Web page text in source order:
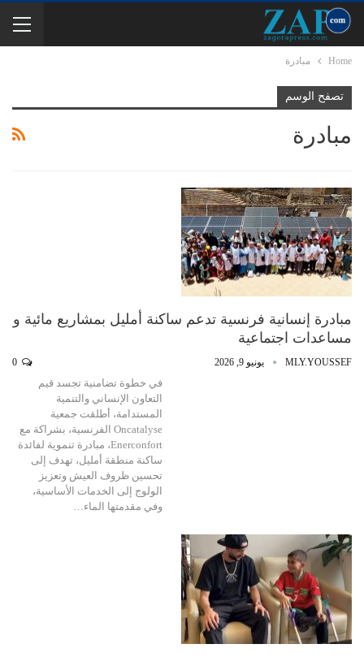
Home مبادرة
تصفح الوسم
مبادرة
مبادرة إنسانية فرنسية تدعم ساكنة أمليل بمشاريع مائية و
مساعدات اجتماعية
MLY.YOUSSEF يونيو 9, 2026
في خطوة تضامنية تجسد قيم
التعاون الإنساني والتنمية
المستدامة، أطلقت جمعية
Oncatalyse الفرنسية، بشراكة مع
Enerconfort، مبادرة تنموية لفائدة
ساكنة منطقة أمليل، تهدف إلى
تحسين ظروف العيش وتعزيز
الولوج إلى الخدمات الأساسية،
وفي مقدمتها الماء…